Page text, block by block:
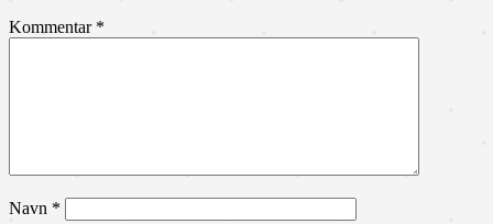
Kommentar *
Navn *